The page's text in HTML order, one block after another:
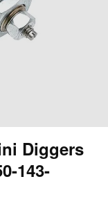
Diggers
143-